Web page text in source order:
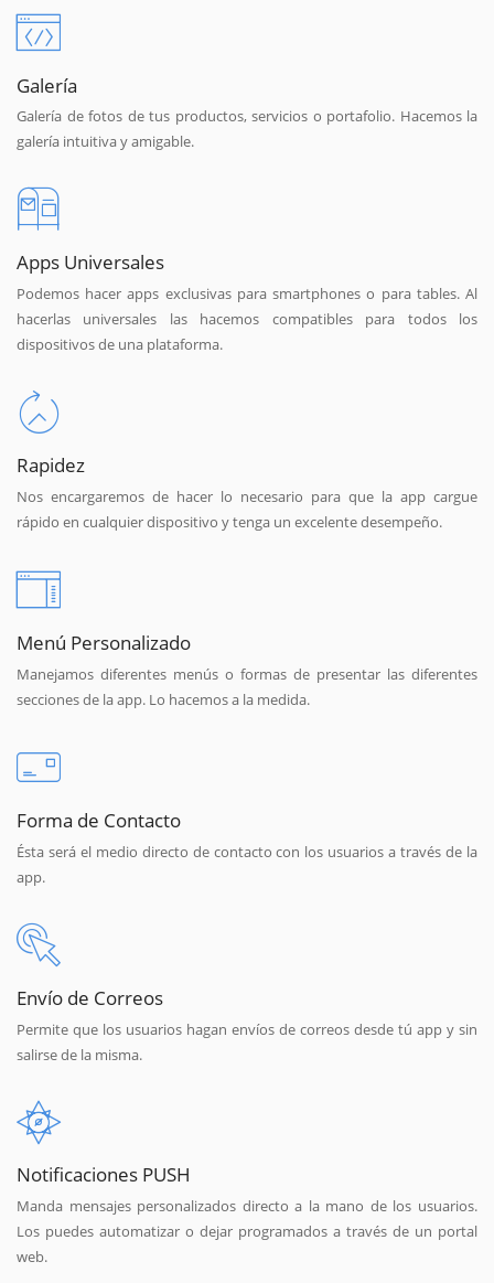
Galería
Galería de fotos de tus productos, servicios o portafolio. Hacemos la
galería intuitiva y amigable.
Apps Universales
Podemos hacer apps exclusivas para smartphones o para tables. Al
hacerlas universales las hacemos compatibles para todos los
dispositivos de una plataforma.
Rapidez
Nos encargaremos de hacer lo necesario para que la app cargue
rápido en cualquier dispositivo y tenga un excelente desempeño.
Menú Personalizado
Manejamos diferentes menús o formas de presentar las diferentes
secciones de la app. Lo hacemos a la medida.
Forma de Contacto
Ésta será el medio directo de contacto con los usuarios a través de la
app.
Envío de Correos
Permite que los usuarios hagan envíos de correos desde tú app y sin
salirse de la misma.
Notificaciones PUSH
Manda mensajes personalizados directo a la mano de los usuarios.
Los puedes automatizar o dejar programados a través de un portal
web.